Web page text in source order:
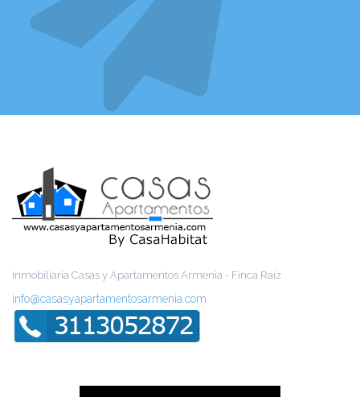
Inmobiliaria Casas y Apartamentos Armenia - Finca Raíz
info@casasyapartamentosarmenia.com